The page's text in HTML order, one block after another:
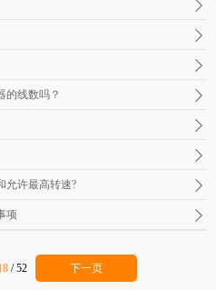
的线数吗？
允许最高转速?
项
/52 下一页